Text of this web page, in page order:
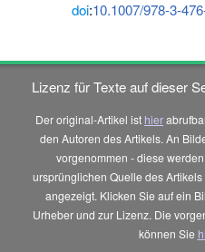
doi:10.1007/978-3-
Lizenz für Texte auf dieser
Der original-Artikel ist hier
den Autoren des Artikels. An
vorgenommen - diese
ursprünglichen Quelle des
angezeigt. Klicken Sie auf ein
Urheber und zur Lizenz. Die
können Sie